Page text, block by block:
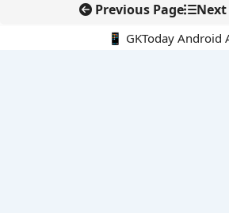
Previous Page Next
📱 GKToday Android